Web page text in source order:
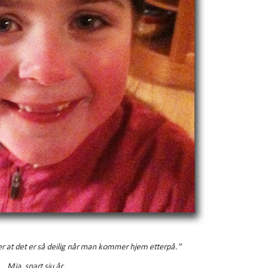
at det er så deilig når man kommer hjem etterpå."